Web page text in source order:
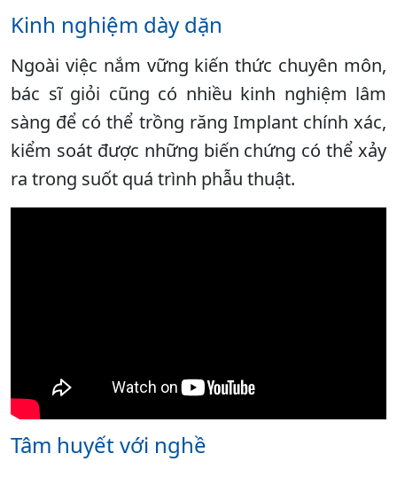
Kinh nghiệm dày dặn
Ngoài việc nắm vững kiến thức chuyên môn,
bác sĩ giỏi cũng có nhiều kinh nghiệm lâm
sàng để có thể trồng răng Implant chính xác,
kiểm soát được những biến chứng có thể xảy
ra trong suốt quá trình phẫu thuật.
Tâm huyết với nghề